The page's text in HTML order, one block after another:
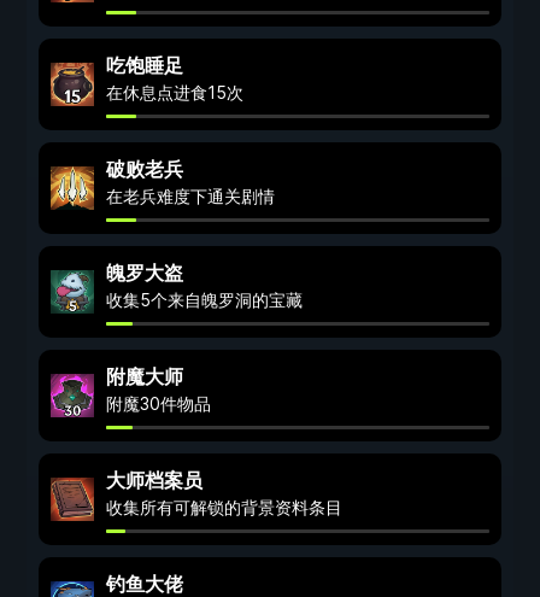
吃饱睡足
在休息点进食15次
破败老兵
在老兵难度下通关剧情
魄罗大盗
收集5个来自魄罗洞的宝藏
附魔大师
附魔30件物品
大师档案员
收集所有可解锁的背景资料条目
钓鱼大佬